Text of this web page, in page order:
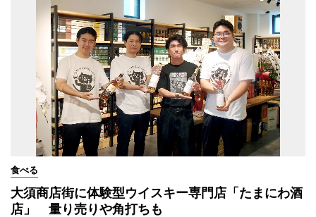
食べる
大須商店街に体験型ウイスキー専門店「たまにわ酒
店」 量り売りや角打ちも